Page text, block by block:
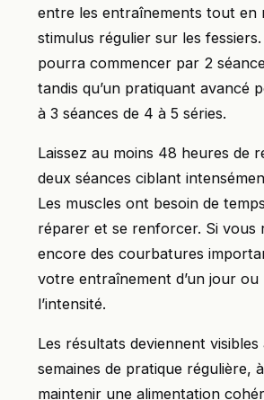
entre les entraînements tout en
stimulus régulier sur les
pourra commencer par 2
tandis qu’un pratiquant avancé
à 3 séances de 4 à 5 séries.
Laissez au moins 48 heures de
deux séances ciblant
Les muscles ont besoin de
réparer et se renforcer. Si vous
encore des courbatures
votre entraînement d’un jour ou
l’intensité.
Les résultats deviennent
semaines de pratique régulière,
maintenir une alimentation